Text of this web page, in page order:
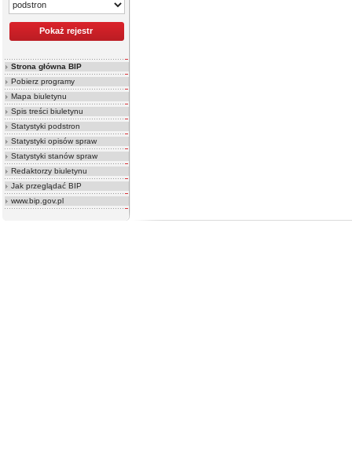
Strona główna BIP
Pobierz programy
Mapa biuletynu
Spis treści biuletynu
Statystyki podstron
Statystyki opisów spraw
Statystyki stanów spraw
Redaktorzy biuletynu
Jak przeglądać BIP
www.bip.gov.pl